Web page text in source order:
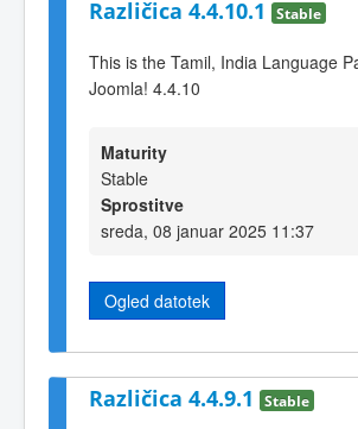
Različica 4.4.10.1 Stable
This is the Tamil, India Language
Joomla! 4.4.10
Maturity
Stable
Sprostitve
sreda, 08 januar 2025 11:37
Ogled datotek
Različica 4.4.9.1 Stable